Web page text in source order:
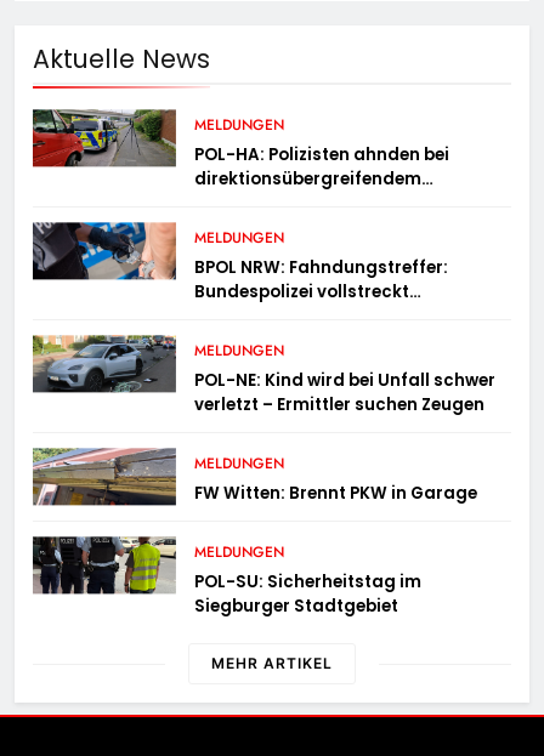
Aktuelle News
MELDUNGEN
POL-HA: Polizisten ahnden bei
direktionsübergreifendem
MELDUNGEN
BPOL NRW: Fahndungstreffer:
Bundespolizei vollstreckt
MELDUNGEN
POL-NE: Kind wird bei Unfall schwer
verletzt – Ermittler suchen Zeugen
MELDUNGEN
FW Witten: Brennt PKW in Garage
MELDUNGEN
POL-SU: Sicherheitstag im
Siegburger Stadtgebiet
MEHR ARTIKEL